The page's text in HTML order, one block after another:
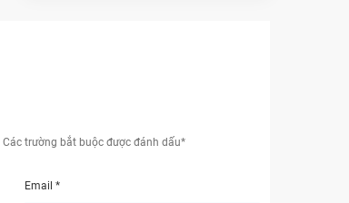
Các trường bắt buộc được đánh dấu*
Email *